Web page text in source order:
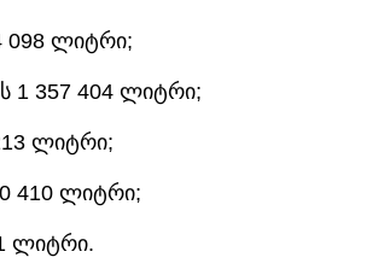
098 ლიტრი;
1 357 404 ლიტრი;
ლიტრი;
410 ლიტრი;
ლიტრი.